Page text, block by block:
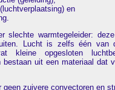
en
slechte warmtegeleider:
Lucht is zelfs één van
kleine opgesloten
bestaan uit een materiaal dat
geen zuivere convectoren en